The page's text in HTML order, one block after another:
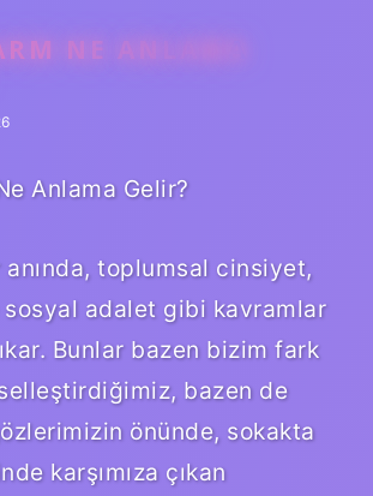
NE ANLAMA
Anlama Gelir?
anında, toplumsal cinsiyet,
adalet gibi kavramlar
Bunlar bazen bizim fark
bazen de
önünde, sokakta
karşımıza çıkan